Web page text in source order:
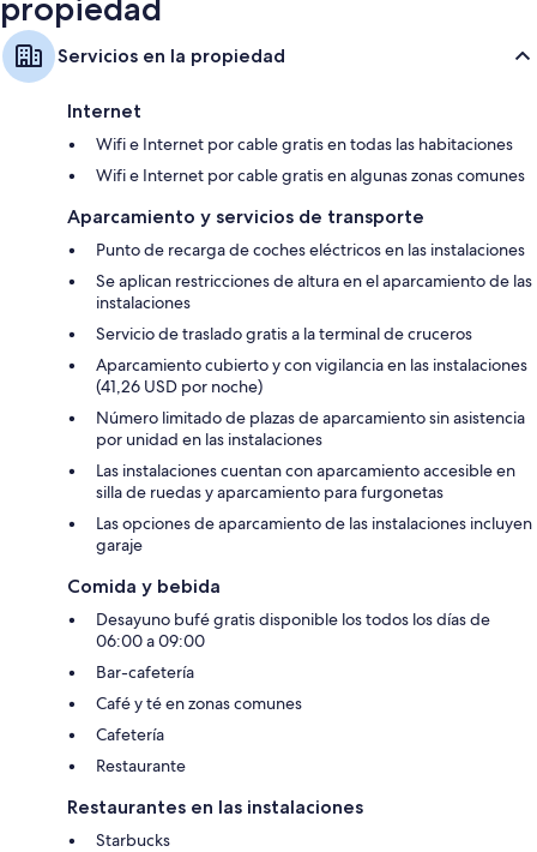
Armarios o vestidores, áreas de descanso separadas y kitchenettes
propiedad
Servicios en la propiedad
Internet
Wifi e Internet por cable gratis en todas las habitaciones
Wifi e Internet por cable gratis en algunas zonas comunes
Aparcamiento y servicios de transporte
Punto de recarga de coches eléctricos en las instalaciones
Se aplican restricciones de altura en el aparcamiento de las
instalaciones
Servicio de traslado gratis a la terminal de cruceros
Aparcamiento cubierto y con vigilancia en las instalaciones
(41,26 USD por noche)
Número limitado de plazas de aparcamiento sin asistencia
por unidad en las instalaciones
Las instalaciones cuentan con aparcamiento accesible en
silla de ruedas y aparcamiento para furgonetas
Las opciones de aparcamiento de las instalaciones incluyen
garaje
Comida y bebida
Desayuno bufé gratis disponible los todos los días de
06:00 a 09:00
Bar-cafetería
Café y té en zonas comunes
Cafetería
Restaurante
Restaurantes en las instalaciones
Starbucks